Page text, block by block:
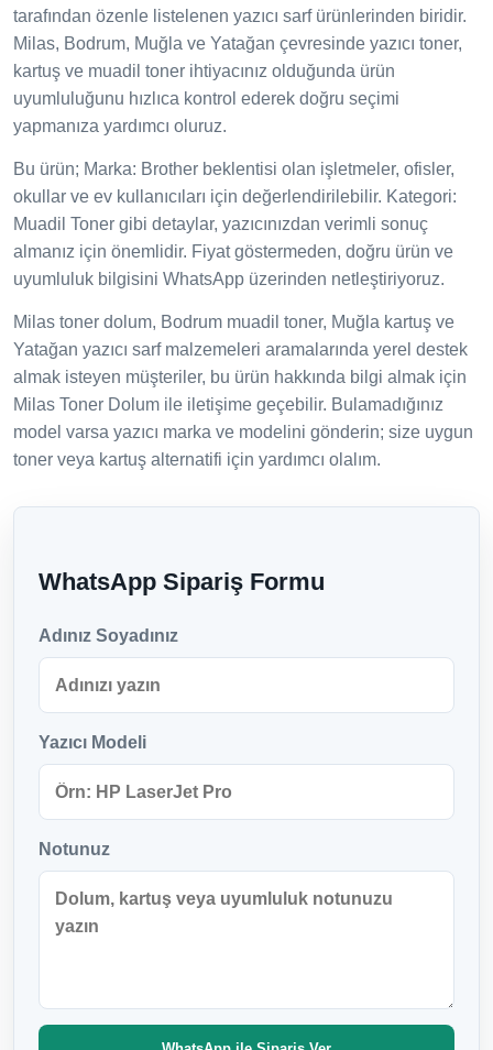
tarafından özenle listelenen yazıcı sarf ürünlerinden biridir.
Milas, Bodrum, Muğla ve Yatağan çevresinde yazıcı toner,
kartuş ve muadil toner ihtiyacınız olduğunda ürün
uyumluluğunu hızlıca kontrol ederek doğru seçimi
yapmanıza yardımcı oluruz.
Bu ürün; Marka: Brother beklentisi olan işletmeler, ofisler,
okullar ve ev kullanıcıları için değerlendirilebilir. Kategori:
Muadil Toner gibi detaylar, yazıcınızdan verimli sonuç
almanız için önemlidir. Fiyat göstermeden, doğru ürün ve
uyumluluk bilgisini WhatsApp üzerinden netleştiriyoruz.
Milas toner dolum, Bodrum muadil toner, Muğla kartuş ve
Yatağan yazıcı sarf malzemeleri aramalarında yerel destek
almak isteyen müşteriler, bu ürün hakkında bilgi almak için
Milas Toner Dolum ile iletişime geçebilir. Bulamadığınız
model varsa yazıcı marka ve modelini gönderin; size uygun
toner veya kartuş alternatifi için yardımcı olalım.
WhatsApp Sipariş Formu
Adınız Soyadınız
Yazıcı Modeli
Notunuz